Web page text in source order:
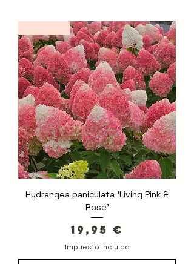
Composición de un ramo floral
fresco para cerrar la experiencia.
Hydrangea paniculata 'Living Pink &
Rose'
Precio
19,95 €
Impuesto incluido